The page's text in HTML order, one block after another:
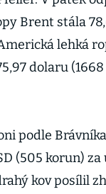
Brent stála
lehká
dolaru
podle
(505 korun) za
kov posílil